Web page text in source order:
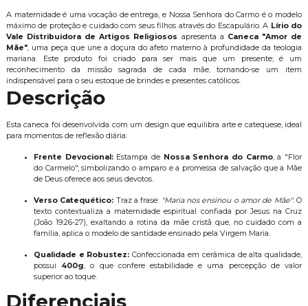
A maternidade é uma vocação de entrega, e Nossa Senhora do Carmo é o modelo
máximo de proteção e cuidado com seus filhos através do Escapulário. A Lírio do
Vale Distribuidora de Artigos Religiosos apresenta a Caneca "Amor de
Mãe", uma peça que une a doçura do afeto materno à profundidade da teologia
mariana. Este produto foi criado para ser mais que um presente; é um
reconhecimento da missão sagrada de cada mãe, tornando-se um item
indispensável para o seu estoque de brindes e presentes católicos.
Descrição
Esta caneca foi desenvolvida com um design que equilibra arte e catequese, ideal
para momentos de reflexão diária:
Frente Devocional:Estampa de Nossa Senhora do Carmo, a "Flor
do Carmelo", simbolizando o amparo e a promessa de salvação que a Mãe
de Deus oferece aos seus devotos.
Verso Catequético: Traz a frase: "Maria nos ensinou o amor de Mãe". O
texto contextualiza a maternidade espiritual confiada por Jesus na Cruz
(João 19:26-27), exaltando a rotina da mãe cristã que, no cuidado com a
família, aplica o modelo de santidade ensinado pela Virgem Maria.
Qualidade e Robustez: Confeccionada em cerâmica de alta qualidade,
possui 400g, o que confere estabilidade e uma percepção de valor
superior ao toque.
Diferenciais